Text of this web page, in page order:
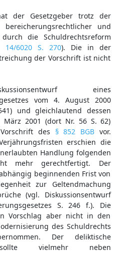
der Gesetzgeber trotz der
und
die Schuldrechtsreform
14/6020 S. 270). Die in der
der Vorschrift ist nicht
eines
vom 4. August 2000
und gleichlautend dessen
März 2001 (dort Nr. 56 S. 62)
des § 852 BGBvor.
erschien die
Handlung folgenden
mehr gerechtfertigt. Der
beginnenden Frist von
zur Geltendmachung
(vgl. Diskussionsentwurf
S. 246 f.). Die
Vorschlag aber nicht in den
des Schuldrechts
Der deliktische
sollte vielmehr neben